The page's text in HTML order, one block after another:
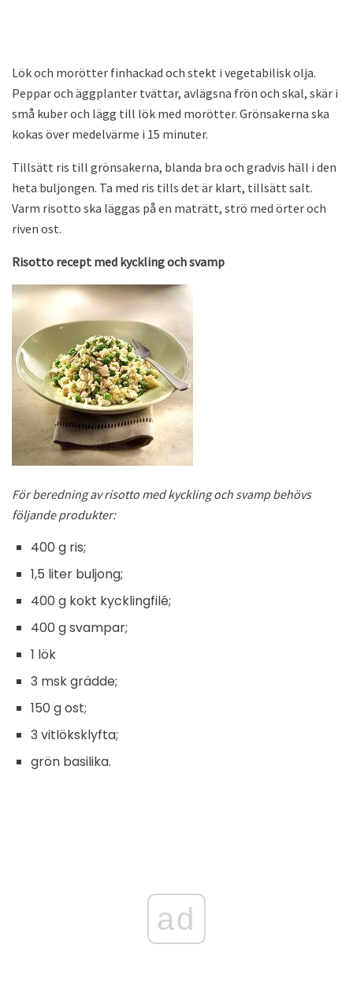
Lök och morötter finhackad och stekt i vegetabilisk olja.
Peppar och äggplanter tvättar, avlägsna frön och skal, skär i
små kuber och lägg till lök med morötter. Grönsakerna ska
kokas över medelvärme i 15 minuter.
Tillsätt ris till grönsakerna, blanda bra och gradvis häll i den
heta buljongen. Ta med ris tills det är klart, tillsätt salt.
Varm risotto ska läggas på en maträtt, strö med örter och
riven ost.
Risotto recept med kyckling och svamp
För beredning av risotto med kyckling och svamp behövs
följande produkter:
400 g ris;
1,5 liter buljong;
400 g kokt kycklingfilé;
400 g svampar;
1 lök
3 msk grädde;
150 g ost;
3 vitlöksklyfta;
grön basilika.
ad